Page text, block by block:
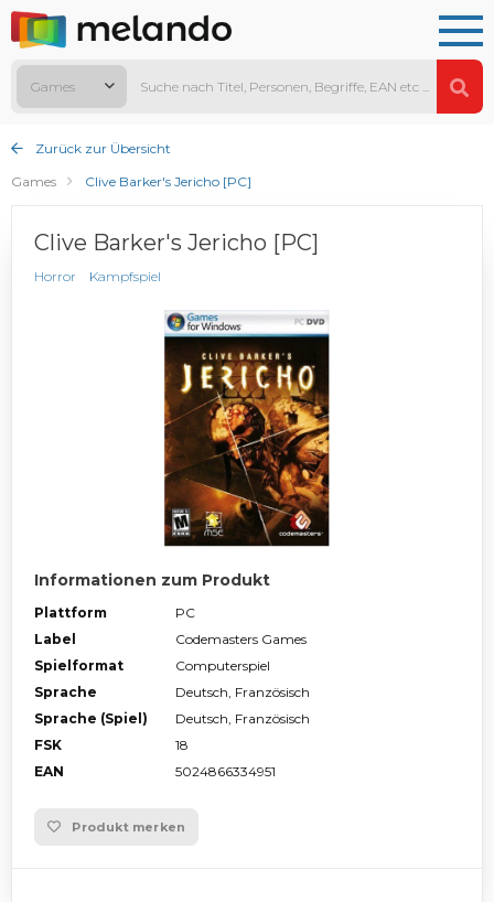
Games
Zurück zur Übersicht
Games
Clive Barker's Jericho [PC]
Clive Barker's Jericho [PC]
Horror Kampfspiel
Informationen zum Produkt
Plattform
PC
Label
Codemasters Games
Spielformat
Computerspiel
Sprache
Deutsch, Französisch
Sprache (Spiel)
Deutsch, Französisch
FSK
18
EAN
5024866334951
Produkt merken